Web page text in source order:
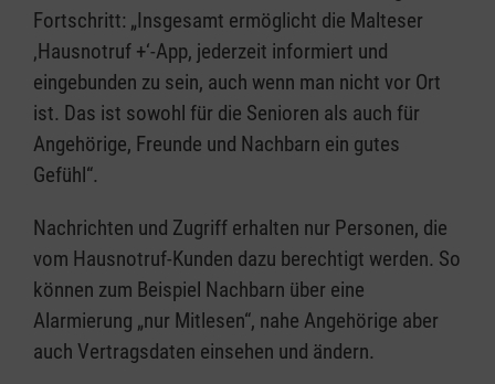
Fortschritt: „Insgesamt ermöglicht die Malteser
‚Hausnotruf +‘-App, jederzeit informiert und
eingebunden zu sein, auch wenn man nicht vor Ort
ist. Das ist sowohl für die Senioren als auch für
Angehörige, Freunde und Nachbarn ein gutes
Gefühl“.
Nachrichten und Zugriff erhalten nur Personen, die
vom Hausnotruf-Kunden dazu berechtigt werden. So
können zum Beispiel Nachbarn über eine
Alarmierung „nur Mitlesen“, nahe Angehörige aber
auch Vertragsdaten einsehen und ändern.